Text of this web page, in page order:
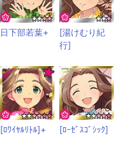
日下部若葉+
[湯けむり紀
行]
[ﾛﾜｲﾔﾙﾘﾄﾙ]+ [ﾛｰｾﾞｽｺﾞｼｯｸ]